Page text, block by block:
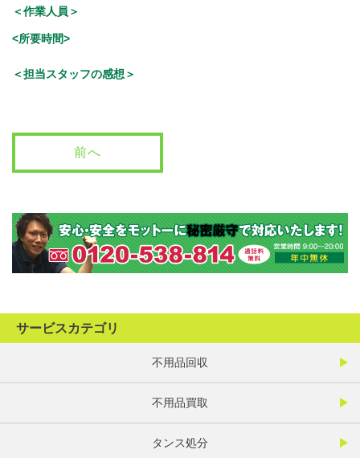
＜作業人員＞
<所要時間>
＜担当スタッフの感想＞
前へ
サービスカテゴリ
不用品回収
不用品買取
タンス処分